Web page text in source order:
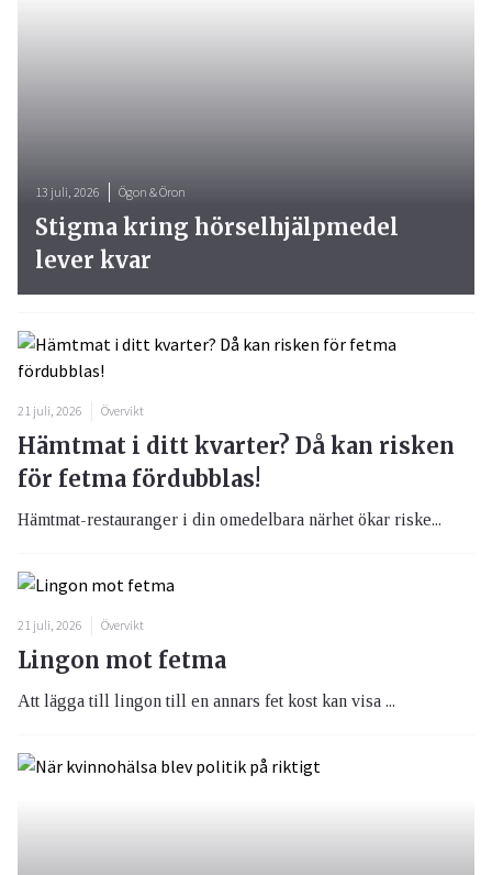
21 juli, 2026 Övervikt
Hämtmat i ditt kvarter? Då kan risken
för fetma fördubblas!
Hämtmat-restauranger i din omedelbara närhet ökar riske...
21 juli, 2026 Övervikt
Lingon mot fetma
Att lägga till lingon till en annars fet kost kan visa ...
13 juli, 2026 Ögon & Öron
Stigma kring hörselhjälpmedel
lever kvar